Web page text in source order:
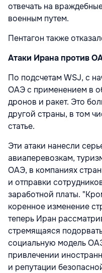
отвечать на
военным путем.
Пентагон также
Атаки Ирана против
По подсчетам WSJ, с
ОАЭ с применением в
дронов и ракет. Это
другой страны, в том
статье.
Эти атаки нанесли
авиаперевозкам,
ОАЭ, в компаниях
и отправки
заработной платы.
коренное изменение
теперь Иран
стремящаяся
социальную модель
привлечении
и репутации